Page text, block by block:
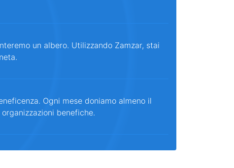
un albero. Utilizzando Zamzar, stai
Ogni mese doniamo almeno il
benefiche.